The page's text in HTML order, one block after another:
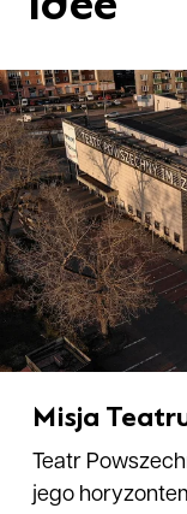
Misja
Teatr
jego